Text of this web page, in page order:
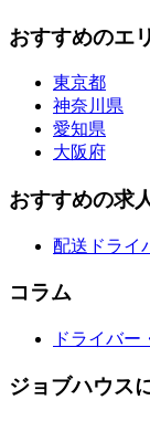
おすすめのエ
東京都
神奈川県
愛知県
大阪府
おすすめの求
配送ドライ
コラム
ドライバー
ジョブハウス